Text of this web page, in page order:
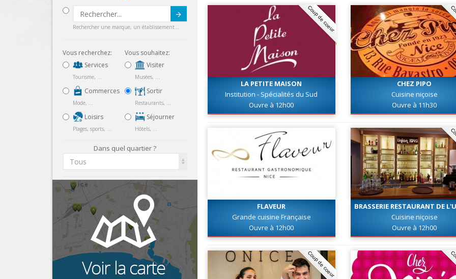
Rechercher une marque, un établissement...
Vous recherchez:
Services
Tourisme, ...
Commerces
Mode, ...
Loisirs
Plages, sports, ...
Vous souhaitez:
Visiter
Musées, ...
Sortir
Restaurants, ...
Séjourner
Hôtels, ...
Dans quel quartier ?
Tous
Coup de coeur
LA PETITE MAISON
Institution - Spécialités du Sud
Ouvre à 12h00
CHEZ PIPO
Cuisine niçoise
Ouvre à 11h30
FLAVEUR
Grande cuisine Française
Ouvre à 12h00
BRASSERIE RESTAURANT DE
Cuisine niçoise
Ouvre à 12h00
Coup de coeur